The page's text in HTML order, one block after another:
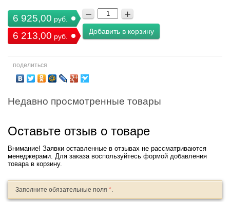
6 925,00 руб.
6 213,00 руб.
− +
Добавить в корзину
поделиться
Недавно просмотренные товары
Оставьте отзыв о товаре
Внимание! Заявки оставленные в отзывах не рассматриваются
менеджерами. Для заказа воспользуйтесь формой добавления
товара в корзину.
Заполните обязательные поля *